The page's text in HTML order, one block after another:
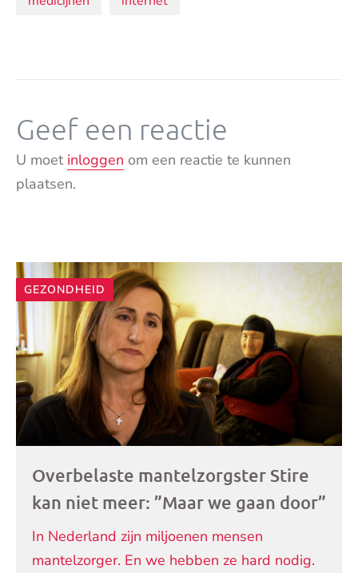
Geef een reactie
U moet inloggen om een reactie te kunnen
plaatsen.
Andere
artikelen
GEZONDHEID
Overbelaste mantelzorgster Stire
kan niet meer: ”Maar we gaan door”
In Nederland zijn miljoenen mensen
mantelzorger. En we hebben ze hard nodig.